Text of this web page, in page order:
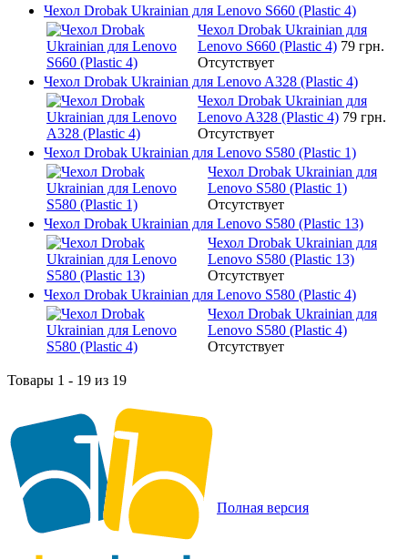
Чехол Drobak Ukrainian для Lenovo S660 (Plastic 4)
Чехол Drobak Ukrainian для
Lenovo S660 (Plastic 4) 79 грн.
Отсутствует
Чехол Drobak Ukrainian для Lenovo A328 (Plastic 4)
Чехол Drobak Ukrainian для
Lenovo A328 (Plastic 4) 79 грн.
Отсутствует
Чехол Drobak Ukrainian для Lenovo S580 (Plastic 1)
Чехол Drobak Ukrainian для
Lenovo S580 (Plastic 1)
Отсутствует
Чехол Drobak Ukrainian для Lenovo S580 (Plastic 13)
Чехол Drobak Ukrainian для
Lenovo S580 (Plastic 13)
Отсутствует
Чехол Drobak Ukrainian для Lenovo S580 (Plastic 4)
Чехол Drobak Ukrainian для
Lenovo S580 (Plastic 4)
Отсутствует
Товары 1 - 19 из 19
Полная версия